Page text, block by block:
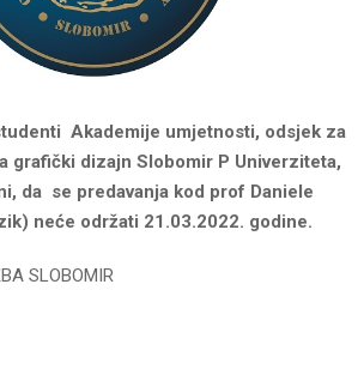
Akademije umjetnosti, odsjek za
grafički dizajn Slobomir P Univerziteta,
da se predavanja kod prof Daniele
neće održati 21.03.2022. godine.
SLOBOMIR